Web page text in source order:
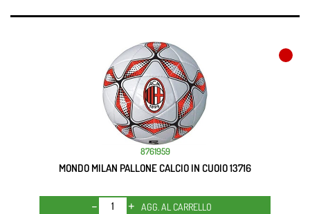
8761959
MONDO MILAN PALLONE CALCIO IN CUOIO 13716
Quantità
AGG. AL CARRELLO